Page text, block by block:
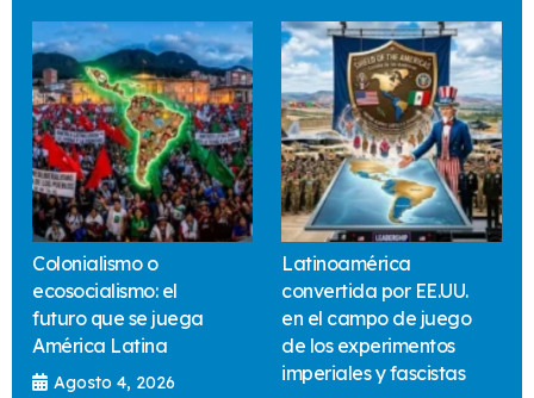
Colonialismo o
ecosocialismo: el
futuro que se juega
América Latina
Agosto 4, 2026
Latinoamérica
convertida por EE.UU.
en el campo de juego
de los experimentos
imperiales y fascistas